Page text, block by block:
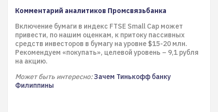
Комментарий аналитиков Промсвязьбанка
Включение бумаги в индекс FTSE Small Cap может
привести, по нашим оценкам, к притоку пассивных
средств инвесторов в бумагу на уровне $15-20 млн.
Рекомендуем «покупать», целевой уровень – 9,1 рубля
на акцию.
Может быть интересно:Зачем Тинькофф банку
Филиппины